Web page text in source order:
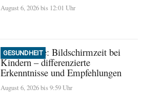
August 6, 2026 bis 12:01 Uhr
GESUNDHEIT
Neue Studie: Bildschirmzeit bei
Kindern – differenzierte
Erkenntnisse und Empfehlungen
August 6, 2026 bis 9:59 Uhr